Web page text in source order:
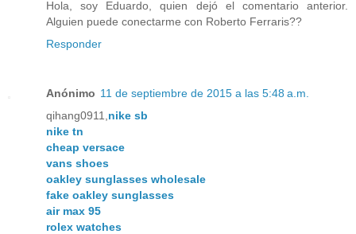
Hola, soy Eduardo, quien dejó el comentario anterior.
Alguien puede conectarme con Roberto Ferraris??
Responder
Anónimo 11 de septiembre de 2015 a las 5:48 a.m.
qihang0911, nike sb
nike tn
cheap versace
vans shoes
oakley sunglasses wholesale
fake oakley sunglasses
air max 95
rolex watches